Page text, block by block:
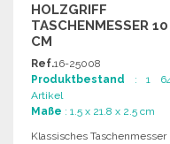
HOLZGRIFF
TASCHENMESSER 10
CM
Ref.16-25008
Produktbestand : 1
Artikel
Maße : 1.5 x 21.8 x 2.5 cm
Klassisches Taschenmesser